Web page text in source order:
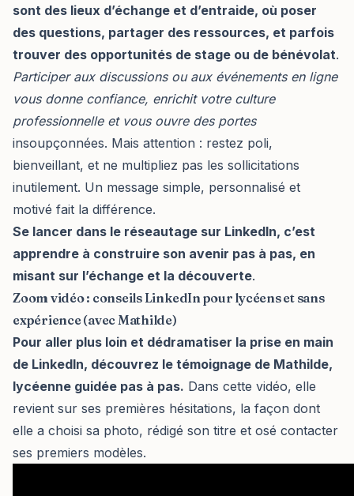
sont des lieux d’échange et d’entraide, où poser
des questions, partager des ressources, et parfois
trouver des opportunités de stage ou de bénévolat.
Participer aux discussions ou aux événements en ligne
vous donne confiance, enrichit votre culture
professionnelle et vous ouvre des portes
insoupçonnées. Mais attention : restez poli,
bienveillant, et ne multipliez pas les sollicitations
inutilement. Un message simple, personnalisé et
motivé fait la différence.
Se lancer dans le réseautage sur LinkedIn, c’est
apprendre à construire son avenir pas à pas, en
misant sur l’échange et la découverte.
Zoom vidéo : conseils LinkedIn pour lycéens et sans
expérience (avec Mathilde)
Pour aller plus loin et dédramatiser la prise en main
de LinkedIn, découvrez le témoignage de Mathilde,
lycéenne guidée pas à pas. Dans cette vidéo, elle
revient sur ses premières hésitations, la façon dont
elle a choisi sa photo, rédigé son titre et osé contacter
ses premiers modèles.